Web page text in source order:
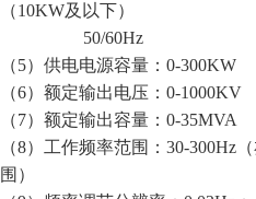
（10KW及以下）
50/60Hz
（5）供电电源容量：0-300KW
（6）额定输出电压：0-1000KV
（7）额定输出容量：0-35MVA
（8）工作频率范围：30-300Hz
围）